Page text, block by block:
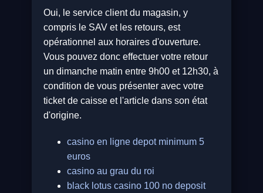
Oui, le service client du magasin, y
compris le SAV et les retours, est
opérationnel aux horaires d'ouverture.
Vous pouvez donc effectuer votre retour
un dimanche matin entre 9h00 et 12h30, à
condition de vous présenter avec votre
ticket de caisse et l'article dans son état
d'origine.
casino en ligne depot minimum 5
euros
casino au grau du roi
black lotus casino 100 no deposit